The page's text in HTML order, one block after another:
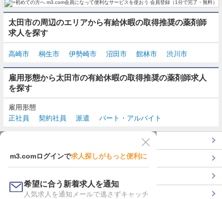
太田市の周辺のエリアから有給休暇の取得推奨の薬剤師
求人を探す
高崎市 桐生市 伊勢崎市 沼田市 館林市 渋川市
雇用形態から太田市の有給休暇の取得推奨の薬剤師求人
を探す
雇用形態
正社員
契約社員 派遣 パート・アルバイト
m3.comログインで求人探しがもっと便利に
希望に合う新着求人を通知
人気求人を通知メールで逃さずキャッチ
最近チェックした求人一覧
コンサルタントに転職相談